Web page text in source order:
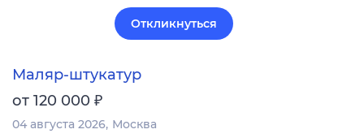
Откликнуться
Маляр-штукатур
от 120 000 ₽
04 августа 2026 Москва